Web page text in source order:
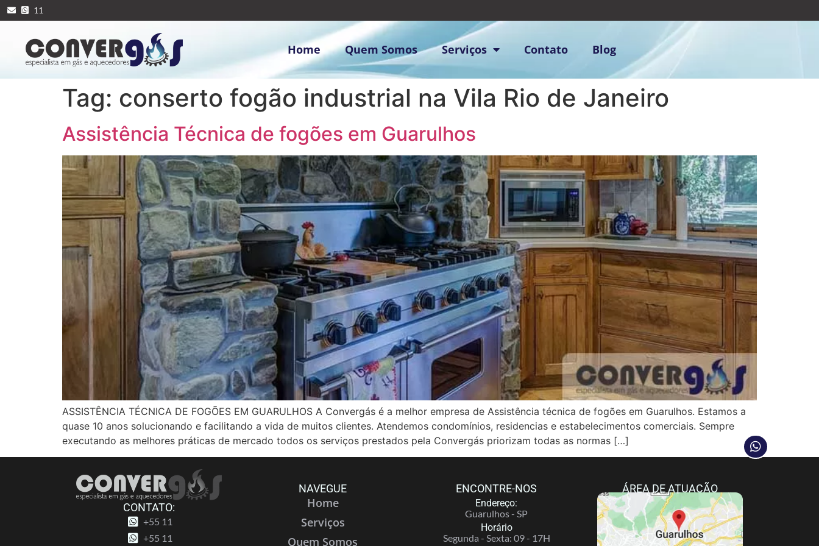
11
Home Quem Somos Serviços Contato Blog
Tag: conserto fogão industrial na Vila Rio de Janeiro
Assistência Técnica de fogões em Guarulhos
ASSISTÊNCIA TÉCNICA DE FOGÕES EM GUARULHOS A Convergás é a melhor empresa de Assistência técnica de fogões em Guarulhos. Estamos a
quase 10 anos solucionando e facilitando a vida de muitos clientes. Atendemos condomínios, residencias e estabelecimentos comerciais. Sempre
executando as melhores práticas de mercado todos os serviços prestados pela Convergás priorizam todas as normas […]
CONTATO:
+55 11
+55 11
NAVEGUE
Home
Serviços
Quem Somos
ENCONTRE-NOS
Endereço:
Guarulhos - SP
Horário
Segunda - Sexta: 09 - 17H
ÁREA DE ATUAÇÃO